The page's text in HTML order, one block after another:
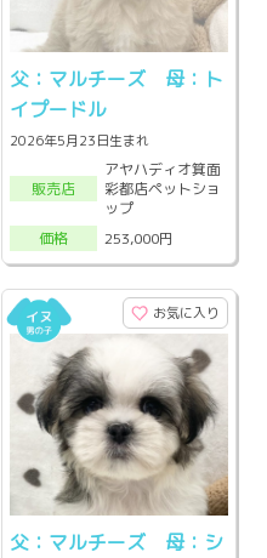
父：マルチーズ 母：ト
イプードル
2026年5月23日生まれ
販売店
アヤハディオ箕面
彩都店ペットショ
ップ
価格
253,000円
お気に入り
父：マルチーズ 母：シ